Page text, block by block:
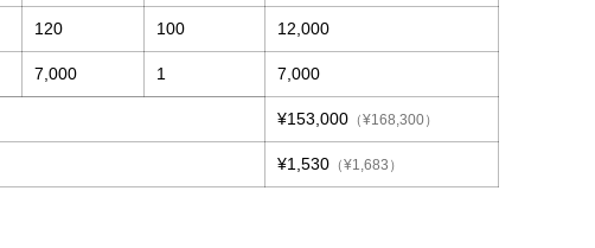
120 100 12,000
7,000 1 7,000
¥153,000 （¥168,300）
¥1,530 （¥1,683）